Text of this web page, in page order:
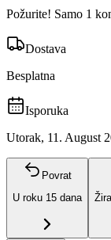
Požurite! Samo 1
Dostava
Besplatna
Isporuka
Utorak, 11. August
Povrat
U roku 15 dana